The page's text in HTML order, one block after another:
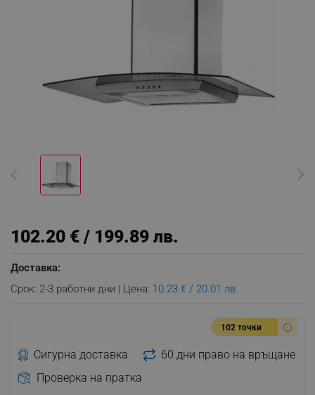
102.20 € / 199.89 лв.
Доставка:
Срок: 2-3 работни дни | Цена: 10.23 € / 20.01 лв.
102 точки
Сигурна доставка
60 дни право на връщане
Проверка на пратка